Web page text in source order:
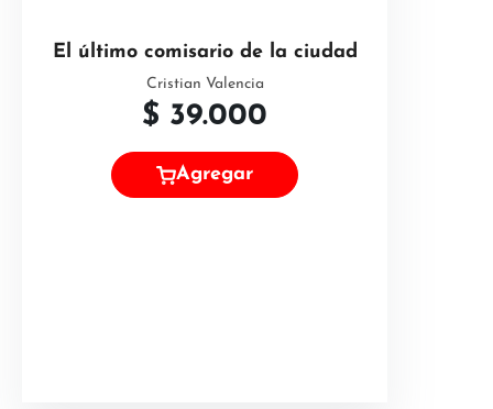
El último comisario de la ciudad
Cristian Valencia
$ 39.000
Agregar